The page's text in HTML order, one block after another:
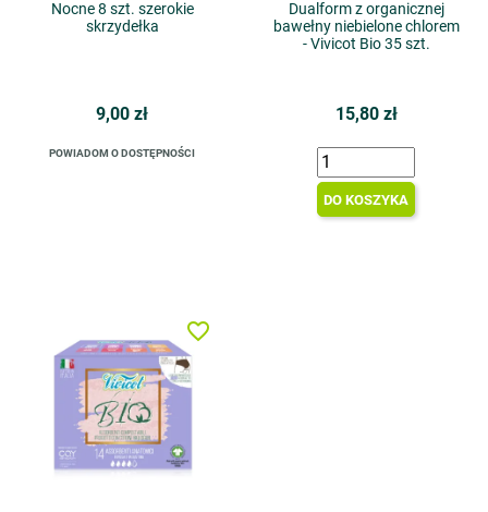
Nocne 8 szt. szerokie
skrzydełka
9,00 zł
POWIADOM O DOSTĘPNOŚCI
Dualform z organicznej
bawełny niebielone chlorem
- Vivicot Bio 35 szt.
15,80 zł
DO KOSZYKA
favorite_border